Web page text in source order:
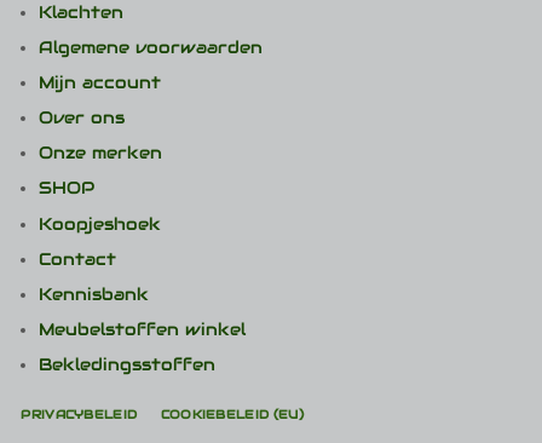
Klachten
Algemene voorwaarden
Mijn account
Over ons
Onze merken
SHOP
Koopjeshoek
Contact
Kennisbank
Meubelstoffen winkel
Bekledingsstoffen
PRIVACYBELEID COOKIEBELEID (EU)